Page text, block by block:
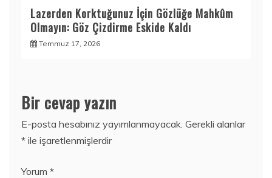
Lazerden Korktuğunuz İçin Gözlüğe Mahkûm
Olmayın: Göz Çizdirme Eskide Kaldı
Temmuz 17, 2026
Bir cevap yazın
E-posta hesabınız yayımlanmayacak. Gerekli alanlar
* ile işaretlenmişlerdir
Yorum *